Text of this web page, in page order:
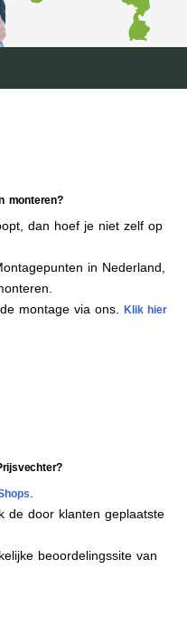
monteren?
dan hoef je niet zelf op
in Nederland,
montage via ons. Klik hier
de door klanten geplaatste
beoordelingssite van